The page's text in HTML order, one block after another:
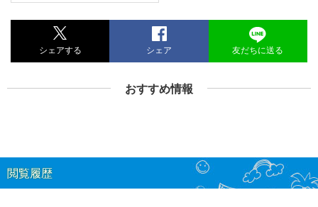
シェアする シェア 友だちに送る
おすすめ情報
閲覧履歴